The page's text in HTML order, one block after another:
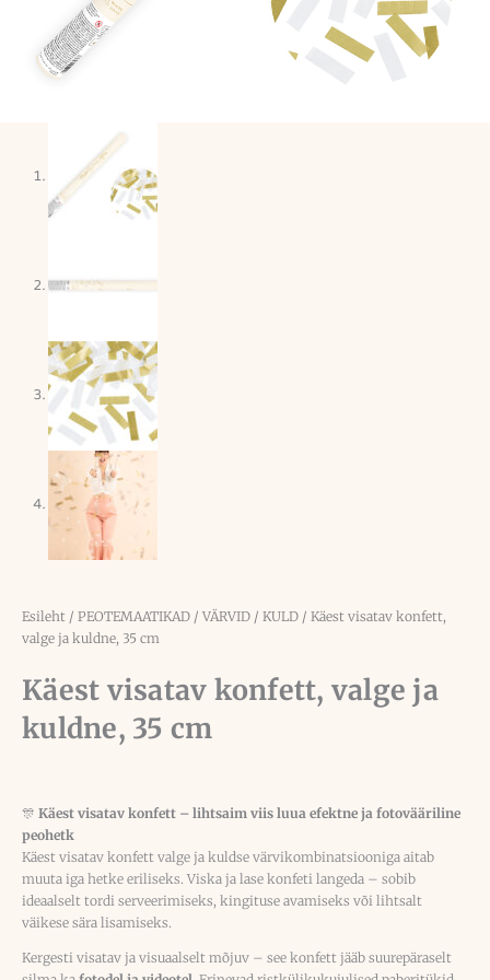
Esileht / PEOTEMAATIKAD / VÄRVID / KULD / Käest visatav konfett,
valge ja kuldne, 35 cm
Käest visatav konfett, valge ja
kuldne, 35 cm
🎊 Käest visatav konfett – lihtsaim viis luua efektne ja fotovääriline
peohetk
Käest visatav konfett valge ja kuldse värvikombinatsiooniga aitab
muuta iga hetke eriliseks. Viska ja lase konfeti langeda – sobib
ideaalselt tordi serveerimiseks, kingituse avamiseks või lihtsalt
väikese sära lisamiseks.
Kergesti visatav ja visuaalselt mõjuv – see konfett jääb suurepäraselt